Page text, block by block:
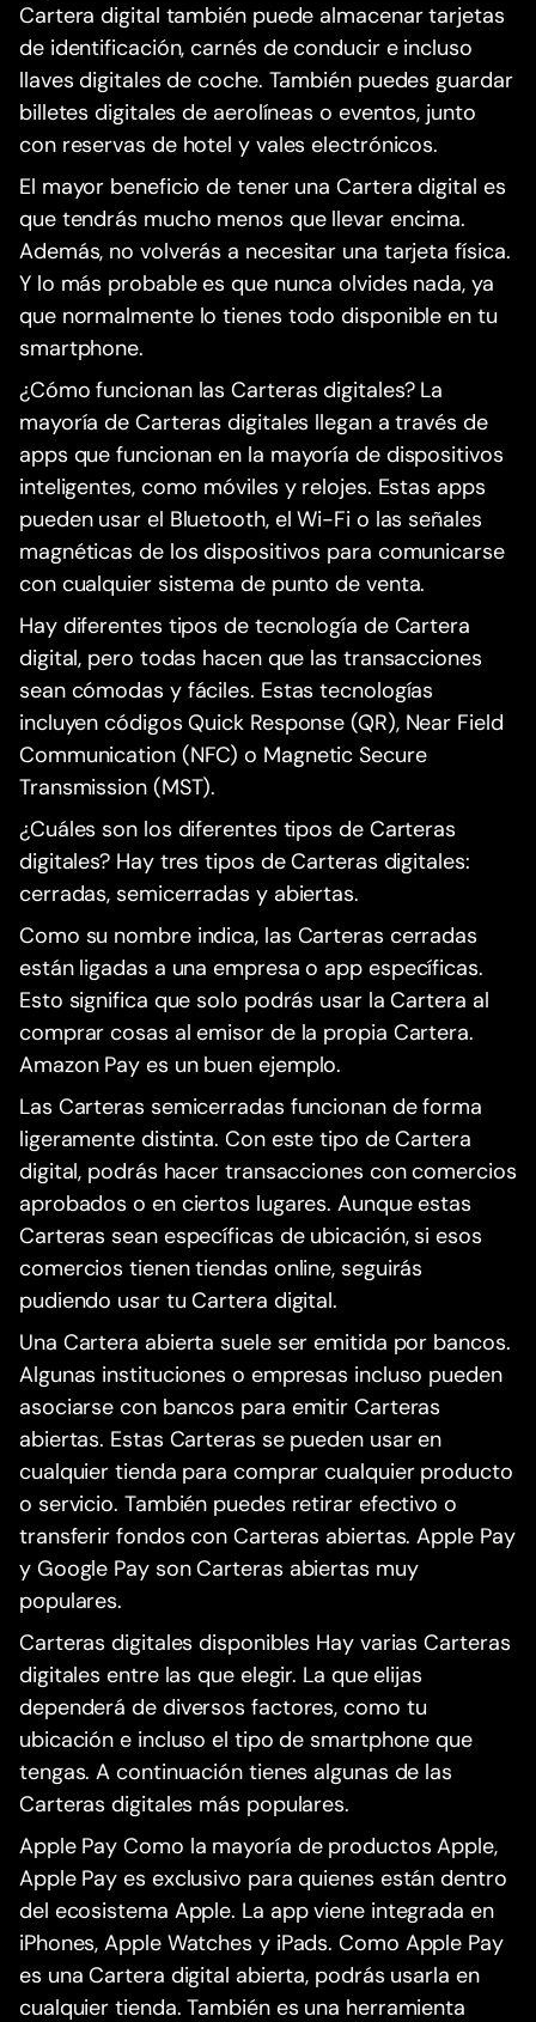
Cartera digital también puede almacenar tarjetas
de identificación, carnés de conducir e incluso
llaves digitales de coche. También puedes guardar
billetes digitales de aerolíneas o eventos, junto
con reservas de hotel y vales electrónicos.
El mayor beneficio de tener una Cartera digital es
que tendrás mucho menos que llevar encima.
Además, no volverás a necesitar una tarjeta física.
Y lo más probable es que nunca olvides nada, ya
que normalmente lo tienes todo disponible en tu
smartphone.
¿Cómo funcionan las Carteras digitales? La
mayoría de Carteras digitales llegan a través de
apps que funcionan en la mayoría de dispositivos
inteligentes, como móviles y relojes. Estas apps
pueden usar el Bluetooth, el Wi-Fi o las señales
magnéticas de los dispositivos para comunicarse
con cualquier sistema de punto de venta.
Hay diferentes tipos de tecnología de Cartera
digital, pero todas hacen que las transacciones
sean cómodas y fáciles. Estas tecnologías
incluyen códigos Quick Response (QR), Near Field
Communication (NFC) o Magnetic Secure
Transmission (MST).
¿Cuáles son los diferentes tipos de Carteras
digitales? Hay tres tipos de Carteras digitales:
cerradas, semicerradas y abiertas.
Como su nombre indica, las Carteras cerradas
están ligadas a una empresa o app específicas.
Esto significa que solo podrás usar la Cartera al
comprar cosas al emisor de la propia Cartera.
Amazon Pay es un buen ejemplo.
Las Carteras semicerradas funcionan de forma
ligeramente distinta. Con este tipo de Cartera
digital, podrás hacer transacciones con comercios
aprobados o en ciertos lugares. Aunque estas
Carteras sean específicas de ubicación, si esos
comercios tienen tiendas online, seguirás
pudiendo usar tu Cartera digital.
Una Cartera abierta suele ser emitida por bancos.
Algunas instituciones o empresas incluso pueden
asociarse con bancos para emitir Carteras
abiertas. Estas Carteras se pueden usar en
cualquier tienda para comprar cualquier producto
o servicio. También puedes retirar efectivo o
transferir fondos con Carteras abiertas. Apple Pay
y Google Pay son Carteras abiertas muy
populares.
Carteras digitales disponibles Hay varias Carteras
digitales entre las que elegir. La que elijas
dependerá de diversos factores, como tu
ubicación e incluso el tipo de smartphone que
tengas. A continuación tienes algunas de las
Carteras digitales más populares.
Apple Pay Como la mayoría de productos Apple,
Apple Pay es exclusivo para quienes están dentro
del ecosistema Apple. La app viene integrada en
iPhones, Apple Watches y iPads. Como Apple Pay
es una Cartera digital abierta, podrás usarla en
cualquier tienda. También es una herramienta